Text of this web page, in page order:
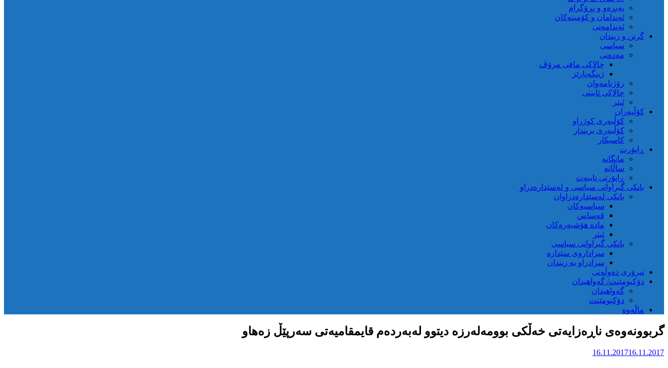
کوردستان
پەیڕەو و پڕۆگرام
ئەندامان و کۆمیتەکان
ئەندامەتی
گرتن و زیندان
سیاسی
مەدەنی
چالاکی مافی مرۆڤ
ژینگەپارێز
رۆژنامەوان
چالاکی ئایینی
ئیتر
کۆڵبەران
کۆڵبەری کوژراو
کؤڵبەری بریندار
کاسبکار
ڕاپۆرت
مانگانە
ساڵانە
ڕاپۆرتی تایبەت
بانکی گیراوانی سیاسی و لەسێدارەدراو
بانکی لەسێدارەدراوان
سیاسیەکان
قەساس
مادە هۆشبەرەکان
ئیتر
بانکی گیراوانی سیاسی
سزاداروی سێدارە
سزادراو بە زیندان
تیرۆری دەوڵەتی
دۆکیومێنت/ گەواهیدان
گەواهیدان
دۆکیومێنت
ماڵەوە
گربوونەوەی ناڕەزایەتی خەڵکی بوومەلەرزە دیتوو لەبەردەم قایمقامیەتی سەرپێڵ زەهاو
16.11.201716.11.2017